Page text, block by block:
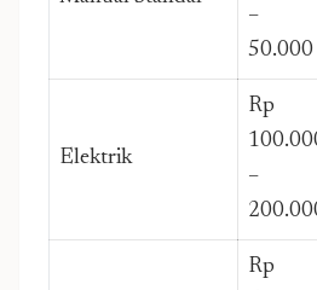
–
50.000
Elektrik
Rp
–
Rp